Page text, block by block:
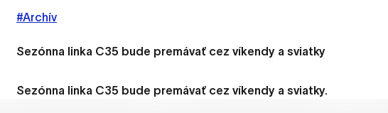
#Archív
Sezónna linka C35 bude premávať cez víkendy a sviatky
Sezónna linka C35 bude premávať cez víkendy a sviatky.
voľba v tomto okne.